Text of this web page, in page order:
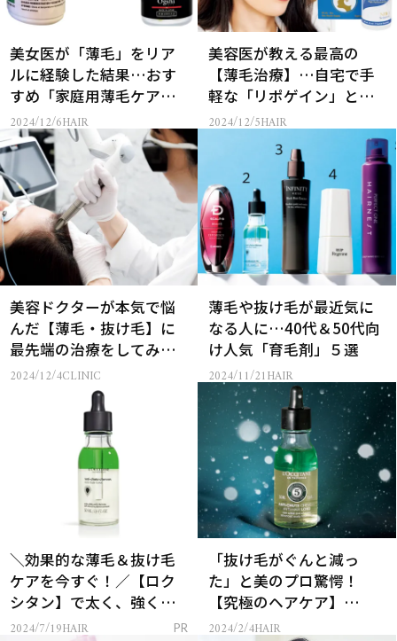
美女医が「薄毛」をリア
ルに経験した結果…おす
すめ「家庭用薄毛ケア」
３選
2024/12/6HAIR
美容医が教える最高の
【薄毛治療】…自宅で手
軽な「リポゲイン」と
は？
2024/12/5HAIR
美容ドクターが本気で悩
んだ【薄毛・抜け毛】に
最先端の治療をしてみた
ら…
2024/12/4CLINIC
薄毛や抜け毛が最近気に
なる人に…40代＆50代向
け人気「育毛剤」５選
2024/11/21HAIR
＼効果的な薄毛＆抜け毛
ケアを今すぐ！／【ロク
シタン】で太く、強く、
抜けにくいボリュームヘ
2024/7/19HAIR PR
「抜け毛がぐんと減っ
た」と美のプロ驚愕！
【究極のヘアケア】
BEST3
2024/2/4HAIR